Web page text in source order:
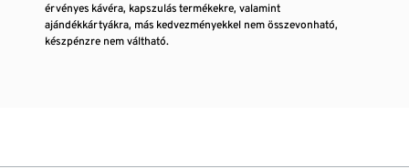
érvényes kávéra, kapszulás termékekre, valamint
ajándékkártyákra, más kedvezményekkel nem összevonható,
készpénzre nem váltható.